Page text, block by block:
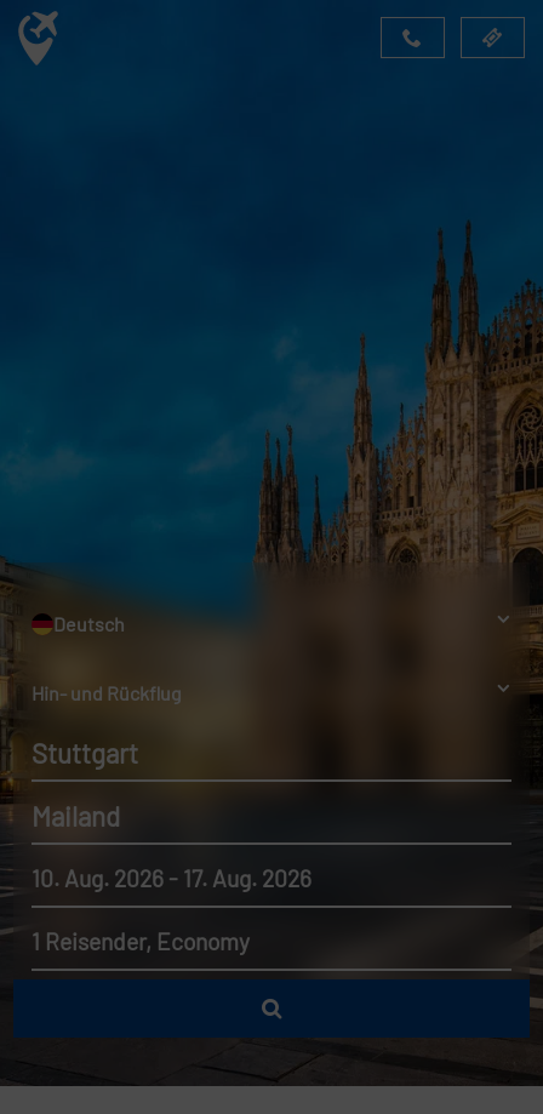
Deutsch
Hin- und Rückflug
Stuttgart
Mailand
10. Aug. 2026 - 17. Aug. 2026
1 Reisender, Economy